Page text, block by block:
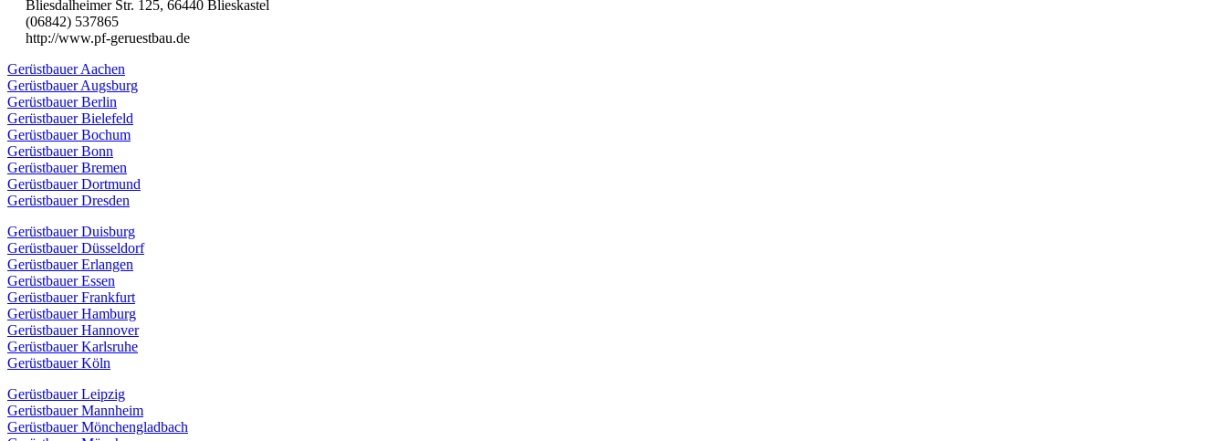
Bliesdalheimer Str. 125, 66440 Blieskastel
(06842) 537865
http://www.pf-geruestbau.de
Gerüstbauer Aachen
Gerüstbauer Augsburg
Gerüstbauer Berlin
Gerüstbauer Bielefeld
Gerüstbauer Bochum
Gerüstbauer Bonn
Gerüstbauer Bremen
Gerüstbauer Dortmund
Gerüstbauer Dresden
Gerüstbauer Duisburg
Gerüstbauer Düsseldorf
Gerüstbauer Erlangen
Gerüstbauer Essen
Gerüstbauer Frankfurt
Gerüstbauer Hamburg
Gerüstbauer Hannover
Gerüstbauer Karlsruhe
Gerüstbauer Köln
Gerüstbauer Leipzig
Gerüstbauer Mannheim
Gerüstbauer Mönchengladbach